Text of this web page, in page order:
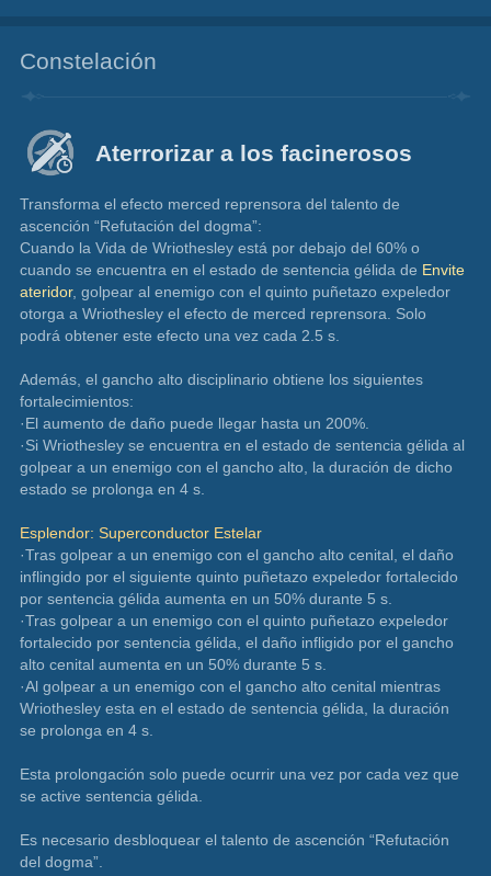
Constelación
Aterrorizar a los facinerosos
Transforma el efecto merced reprensora del talento de
ascención “Refutación del dogma”:
Cuando la Vida de Wriothesley está por debajo del 60% o
cuando se encuentra en el estado de sentencia gélida de Envite
ateridor, golpear al enemigo con el quinto puñetazo expeledor
otorga a Wriothesley el efecto de merced reprensora. Solo
podrá obtener este efecto una vez cada 2.5 s.
Además, el gancho alto disciplinario obtiene los siguientes
fortalecimientos:
·El aumento de daño puede llegar hasta un 200%.
·Si Wriothesley se encuentra en el estado de sentencia gélida al
golpear a un enemigo con el gancho alto, la duración de dicho
estado se prolonga en 4 s.
Esplendor: Superconductor Estelar
·Tras golpear a un enemigo con el gancho alto cenital, el daño
inflingido por el siguiente quinto puñetazo expeledor fortalecido
por sentencia gélida aumenta en un 50% durante 5 s.
·Tras golpear a un enemigo con el quinto puñetazo expeledor
fortalecido por sentencia gélida, el daño infligido por el gancho
alto cenital aumenta en un 50% durante 5 s.
·Al golpear a un enemigo con el gancho alto cenital mientras
Wriothesley esta en el estado de sentencia gélida, la duración
se prolonga en 4 s.
Esta prolongación solo puede ocurrir una vez por cada vez que
se active sentencia gélida.
Es necesario desbloquear el talento de ascención “Refutación
del dogma”.